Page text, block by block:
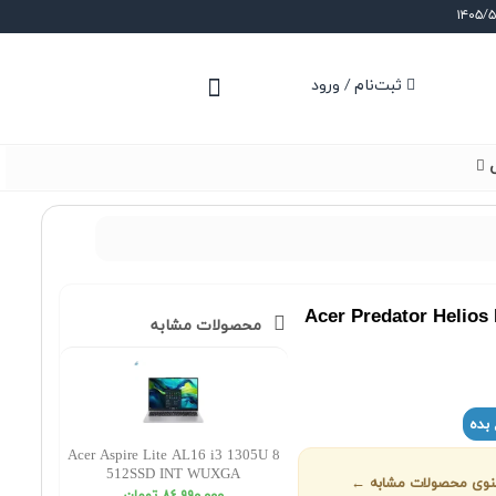
ثبت‌نام / ورود
Acer Predator Helios
بده
منوی محصولات مشابه ←
محصولات مشابه
Acer Aspire Lite AL16 i3 1305U 8
512SSD INT WUXGA